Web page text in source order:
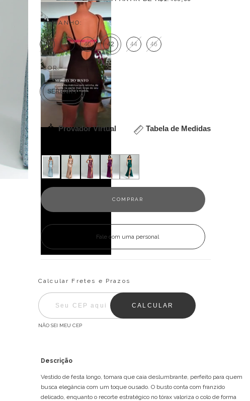
TAMANHO:
36 38 40 42 44 46
COR:
SERENITY
Provador Virtual Tabela de Medidas
Fale com uma personal
Calcular Fretes e Prazos
CALCULAR
NÃO SEI MEU CEP
Descrição
Vestido de festa longo, tomara que caia deslumbrante, perfeito para quem
busca elegância com um toque ousado. O busto conta com franzido
delicado, enquanto o recorte estratégico no tórax valoriza o colo de forma